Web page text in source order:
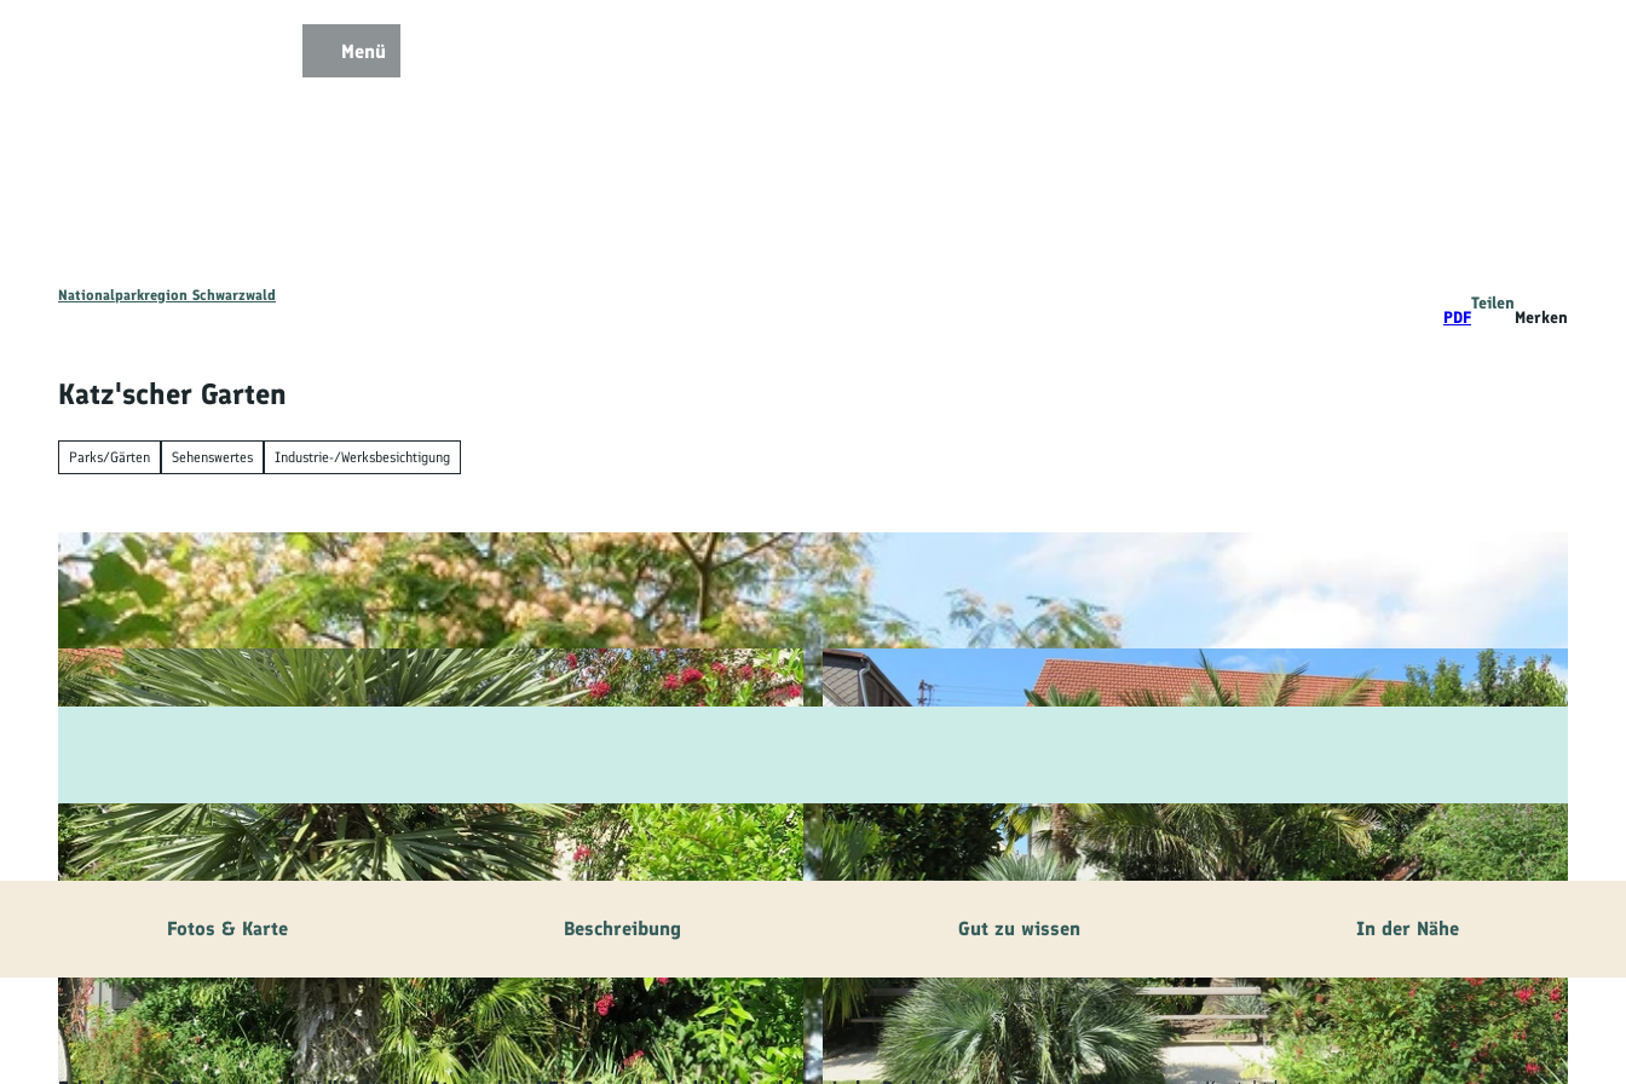
Menü
Familie
Aktivitäten
&
Erlebnisse
Brauchtum
Genuss &
Service &
Information
Nationalparkregion Schwarzwald
PDF
Teilen
Merken
Katz'scher Garten
Parks/Gärten Sehenswertes Industrie-/Werksbesichtigung
Fotos & Karte Beschreibung Gut zu wissen In der Nähe